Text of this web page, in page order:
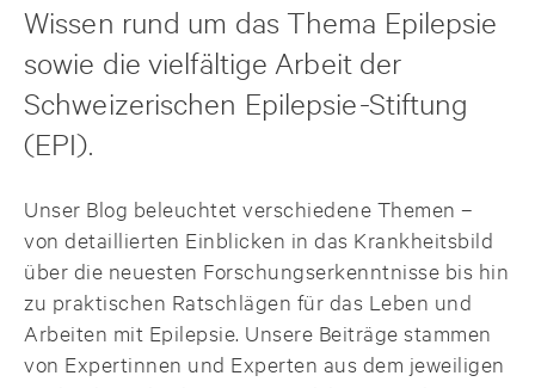
Wissen rund um das Thema Epilepsie
sowie die vielfältige Arbeit der
Schweizerischen Epilepsie-Stiftung
(EPI).
Unser Blog beleuchtet verschiedene Themen –
von detaillierten Einblicken in das Krankheitsbild
über die neuesten Forschungserkenntnisse bis hin
zu praktischen Ratschlägen für das Leben und
Arbeiten mit Epilepsie. Unsere Beiträge stammen
von Expertinnen und Experten aus dem jeweiligen